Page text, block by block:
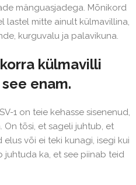
mänguasjadega. Mõnikord
lastel mitte ainult külmavillina,
kurguvalu ja palavikuna.
külmavilli
enam.
1 on teie kehasse sisenenud,
tõsi, et sageli juhtub, et
või ei teki kunagi, isegi kui
juhtuda ka, et see piinab teid